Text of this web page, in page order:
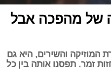
של מהפכה אבל
המוזיקה והשירים, היא גם
זמר. תפסנו אותה בין כל